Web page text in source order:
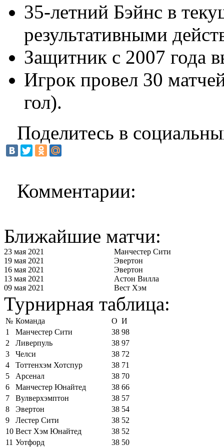
35-летний Бэйнс в
результативными
Защитник с 2007 года
Игрок провел 30
гол).
Поделитесь в
Комментарии:
Ближайшие матчи:
23 мая 2021
Манчестер Сити
19 мая 2021
Эвертон
16 мая 2021
Эвертон
13 мая 2021
Астон Вилла
09 мая 2021
Вест Хэм
Турнирная таблица:
№ Команда О И
1
Манчестер Сити 38 98
2
Ливерпуль 38 97
3
Челси 38 72
4
Тоттенхэм Хотспур 38 71
5
Арсенал 38 70
6
Манчестер Юнайтед 38 66
7
Вулверхэмптон 38 57
8
Эвертон 38 54
9
Лестер Сити 38 52
10 Вест Хэм Юнайтед 38 52
11 Уотфорд 38 50